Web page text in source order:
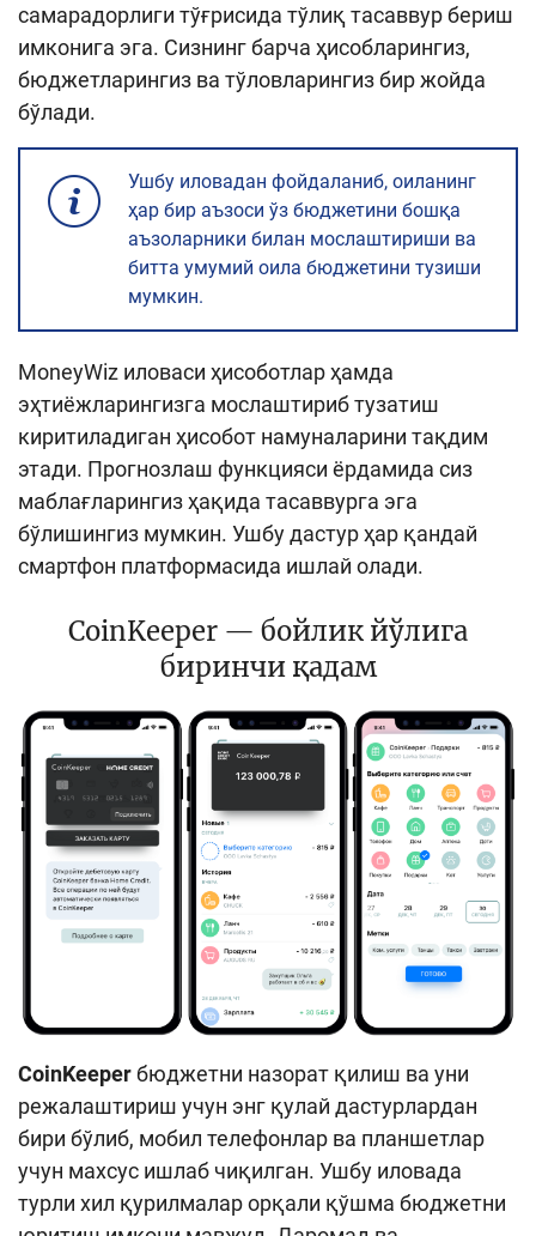
самарадорлиги тўғрисида тўлиқ тасаввур бериш
имконига эга. Сизнинг барча ҳисобларингиз,
бюджетларингиз ва тўловларингиз бир жойда
бўлади.
Ушбу иловадан фойдаланиб, оиланинг
ҳар бир аъзоси ўз бюджетини бошқа
аъзоларники билан мослаштириши ва
битта умумий оила бюджетини тузиши
мумкин.
MoneyWiz иловаси ҳисоботлар ҳамда
эҳтиёжларингизга мослаштириб тузатиш
киритиладиган ҳисобот намуналарини тақдим
этади. Прогнозлаш функцияси ёрдамида сиз
маблағларингиз ҳақида тасаввурга эга
бўлишингиз мумкин. Ушбу дастур ҳар қандай
смартфон платформасида ишлай олади.
CoinKeeper — бойлик йўлига
биринчи қадам
CoinKeeperбюджетни назорат қилиш ва уни
режалаштириш учун энг қулай дастурлардан
бири бўлиб, мобил телефонлар ва планшетлар
учун махсус ишлаб чиқилган. Ушбу иловада
турли хил қурилмалар орқали қўшма бюджетни